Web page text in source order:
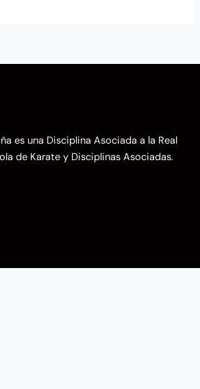
es una Disciplina Asociada a la Real
de Karate y Disciplinas Asociadas.